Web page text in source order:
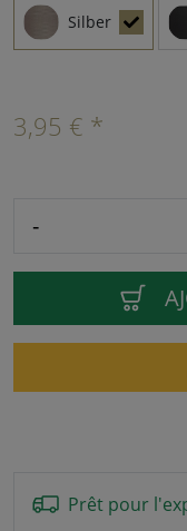
Silber
3,95 € *
-
Prêt pour